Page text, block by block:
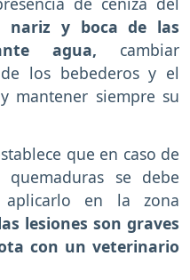
nariz y boca de las
agua, cambiar
los bebederos y el
mantener siempre su
que en caso de
se debe
en la zona
lesiones son graves
con un veterinario